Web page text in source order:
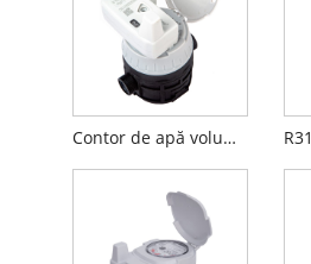
Contor de apă volumetric cu inductiv pre-echipat